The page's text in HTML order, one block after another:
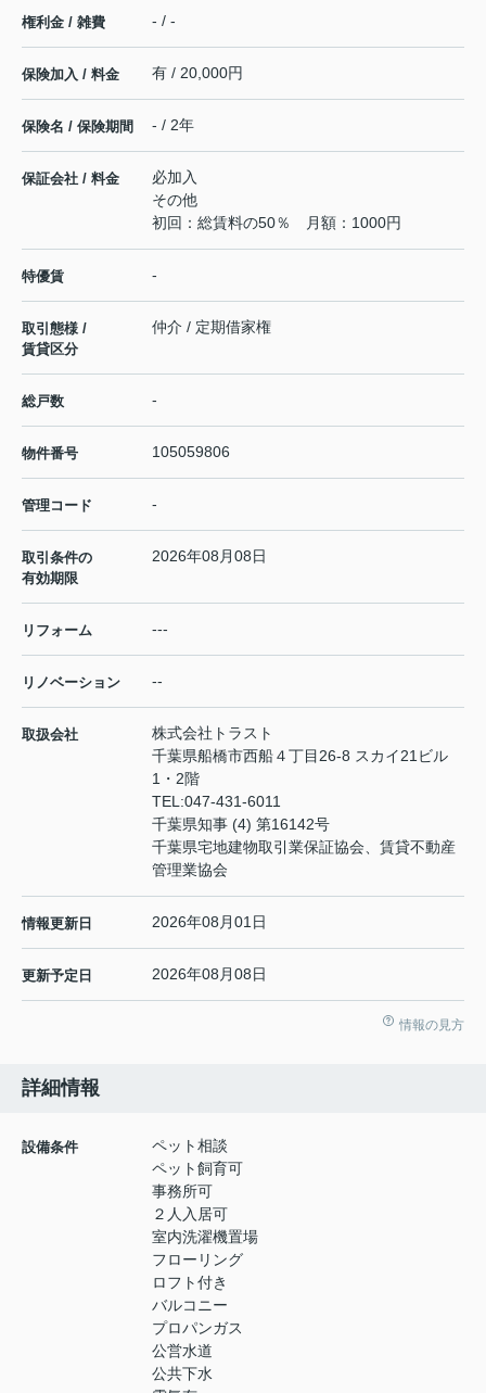
権利金 / 雑費 - / -
保険加入 / 料金 有 / 20,000円
保険名 / 保険期間 - / 2年
保証会社 / 料金
必加入
その他
初回：総賃料の50％ 月額：1000円
特優賃 -
取引態様 /
賃貸区分
仲介 / 定期借家権
総戸数 -
物件番号 105059806
管理コード -
取引条件の
有効期限
2026年08月08日
リフォーム ---
リノベーション --
取扱会社
株式会社トラスト
千葉県船橋市西船４丁目26-8 スカイ21ビル
1・2階
TEL:047-431-6011
千葉県知事 (4) 第16142号
千葉県宅地建物取引業保証協会、賃貸不動産
管理業協会
情報更新日 2026年08月01日
更新予定日 2026年08月08日
情報の見方
詳細情報
設備条件
ペット相談
ペット飼育可
事務所可
２人入居可
室内洗濯機置場
フローリング
ロフト付き
バルコニー
プロパンガス
公営水道
公共下水